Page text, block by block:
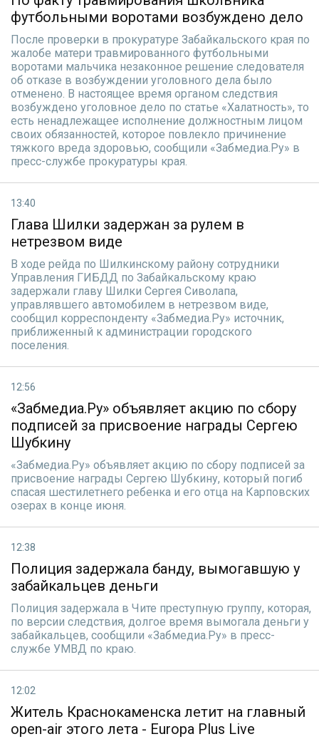
футбольными воротами возбуждено дело
После проверки в прокуратуре Забайкальского края по
жалобе матери травмированного футбольными
воротами мальчика незаконное решение следователя
об отказе в возбуждении уголовного дела было
отменено. В настоящее время органом следствия
возбуждено уголовное дело по статье «Халатность», то
есть ненадлежащее исполнение должностным лицом
своих обязанностей, которое повлекло причинение
тяжкого вреда здоровью, сообщили «Забмедиа.Ру» в
пресс-службе прокуратуры края.
13:40
Глава Шилки задержан за рулем в
нетрезвом виде
В ходе рейда по Шилкинскому району сотрудники
Управления ГИБДД по Забайкальскому краю
задержали главу Шилки Сергея Сиволапа,
управлявшего автомобилем в нетрезвом виде,
сообщил корреспонденту «Забмедиа.Ру» источник,
приближенный к администрации городского
поселения.
12:56
«Забмедиа.Ру» объявляет акцию по сбору
подписей за присвоение награды Сергею
Шубкину
«Забмедиа.Ру» объявляет акцию по сбору подписей за
присвоение награды Сергею Шубкину, который погиб
спасая шестилетнего ребенка и его отца на Карповских
озерах в конце июня.
12:38
Полиция задержала банду, вымогавшую у
забайкальцев деньги
Полиция задержала в Чите преступную группу, которая,
по версии следствия, долгое время вымогала деньги у
забайкальцев, сообщили «Забмедиа.Ру» в пресс-
службе УМВД по краю.
12:02
Житель Краснокаменска летит на главный
open-air этого лета - Europa Plus Live